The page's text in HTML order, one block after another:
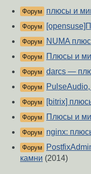
Форум плюсы и
Форум
Форум NUMA
Форум Плюсы и
Форум darcs —
Форум
Форум [bitrix]
Форум Плюсы и
Форум nginx:
Форум
камни (2014)